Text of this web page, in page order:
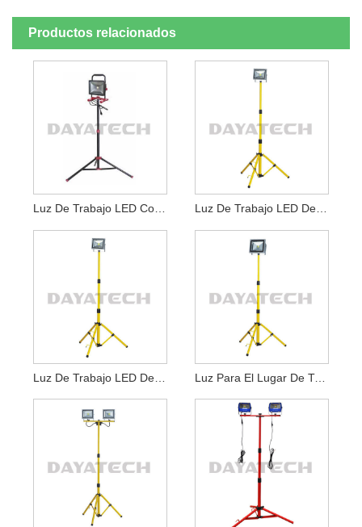
Productos relacionados
Luz De Trabajo LED Con Trípode Portátil Smart Electrician 30W
Luz De Trabajo LED De 20 W Con Trípode Amarillo Luz Para El Lugar De Trabajo Con Trípode De Un Solo Cabezal De 30 W